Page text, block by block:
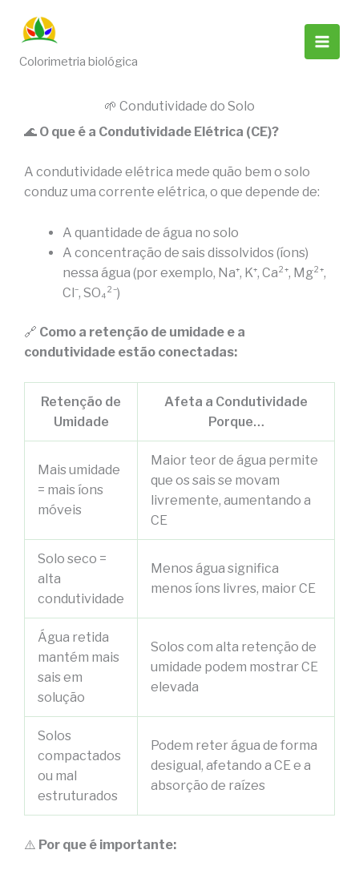
para
conteúdo
Colorimetria biológica
🌱 Condutividade do Solo
🌊 O que é a Condutividade Elétrica (CE)?
A condutividade elétrica mede quão bem o solo
conduz uma corrente elétrica, o que depende de:
A quantidade de água no solo
A concentração de sais dissolvidos (íons)
nessa água (por exemplo, Na⁺, K⁺, Ca²⁺, Mg²⁺,
Cl⁻, SO₄²⁻)
🔗 Como a retenção de umidade e a
condutividade estão conectadas:
Retenção de
Umidade
Afeta a Condutividade
Porque…
Mais umidade
= mais íons
móveis
Maior teor de água permite
que os sais se movam
livremente, aumentando a
CE
Solo seco =
alta
condutividade
Menos água significa
menos íons livres, maior CE
Água retida
mantém mais
sais em
solução
Solos com alta retenção de
umidade podem mostrar CE
elevada
Solos
compactados
ou mal
estruturados
Podem reter água de forma
desigual, afetando a CE e a
absorção de raízes
⚠️ Por que é importante: